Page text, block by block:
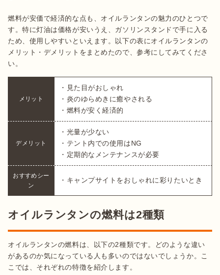
燃料が安価で経済的な点も、オイルランタンの魅力のひとつで
す。特に灯油は価格が安いうえ、ガソリンスタンドで手に入る
ため、使用しやすいといえます。以下の表にオイルランタンの
メリット・デメリットをまとめたので、参考にしてみてくださ
い。
メリット
・見た目がおしゃれ
・炎のゆらめきに癒やされる
・燃料が安く経済的
デメリット
・光量が少ない
・テント内での使用はNG
・定期的なメンテナンスが必要
おすすめシー
ン
・キャンプサイトをおしゃれに彩りたいとき
オイルランタンの燃料は2種類
オイルランタンの燃料は、以下の2種類です。どのような違い
があるのか気になっている人も多いのではないでしょうか。こ
こでは、それぞれの特徴を紹介します。